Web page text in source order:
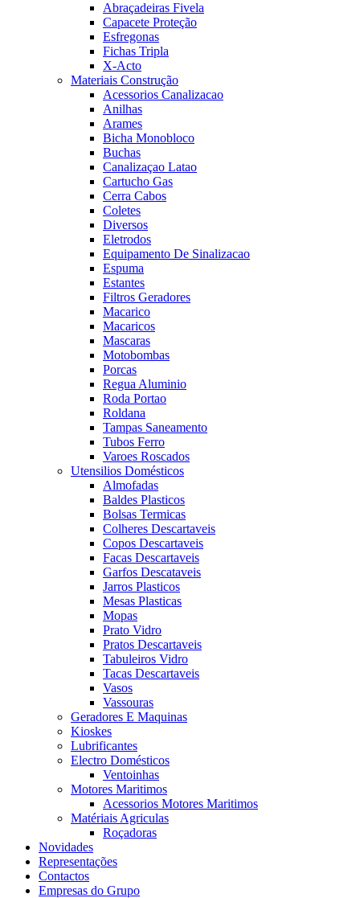
Abraçadeiras Fivela
Capacete Proteção
Esfregonas
Fichas Tripla
X-Acto
Materiais Construção
Acessorios Canalizacao
Anilhas
Arames
Bicha Monobloco
Buchas
Canalizaçao Latao
Cartucho Gas
Cerra Cabos
Coletes
Diversos
Eletrodos
Equipamento De Sinalizacao
Espuma
Estantes
Filtros Geradores
Macarico
Macaricos
Mascaras
Motobombas
Porcas
Regua Aluminio
Roda Portao
Roldana
Tampas Saneamento
Tubos Ferro
Varoes Roscados
Utensilios Domésticos
Almofadas
Baldes Plasticos
Bolsas Termicas
Colheres Descartaveis
Copos Descartaveis
Facas Descartaveis
Garfos Descataveis
Jarros Plasticos
Mesas Plasticas
Mopas
Prato Vidro
Pratos Descartaveis
Tabuleiros Vidro
Tacas Descartaveis
Vasos
Vassouras
Geradores E Maquinas
Kioskes
Lubrificantes
Electro Domésticos
Ventoinhas
Motores Maritimos
Acessorios Motores Maritimos
Matériais Agriculas
Roçadoras
Novidades
Representações
Contactos
Empresas do Grupo